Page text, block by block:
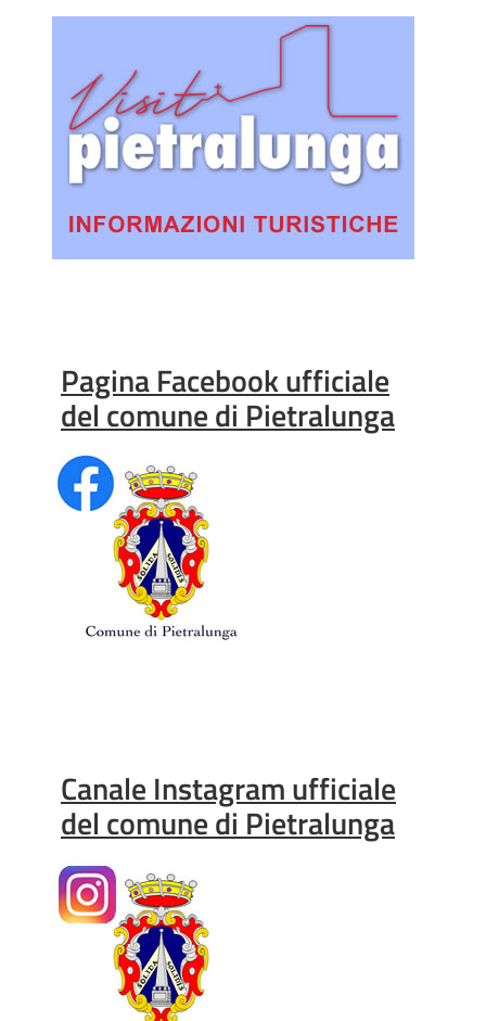
Pagina Facebook ufficiale
del comune di Pietralunga
Canale Instagram ufficiale
del comune di Pietralunga